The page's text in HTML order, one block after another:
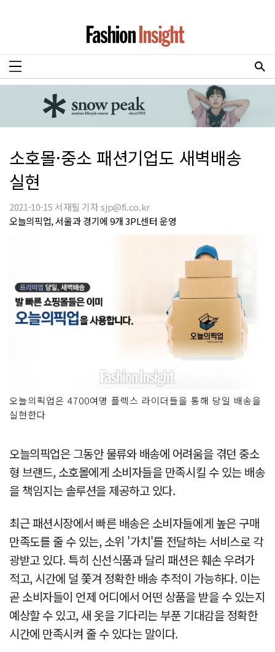
소호몰·중소 패션기업도 새벽배송
실현
2021-10-15 서재필 기자 sjp@fi.co.kr
오늘의픽업, 서울과 경기에 9개 3PL센터 운영
오늘의픽업은 4700여명 플렉스 라이더들을 통해 당일 배송을
실현한다
오늘의픽업은 그동안 물류와 배송에 어려움을 겪던 중소
형 브랜드, 소호몰에게 소비자들을 만족시킬 수 있는 배송
을 책임지는 솔루션을 제공하고 있다.
최근 패션시장에서 빠른 배송은 소비자들에게 높은 구매
만족도를 줄 수 있는, 소위 '가치'를 전달하는 서비스로 각
광받고 있다. 특히 신선식품과 달리 패션은 훼손 우려가
적고, 시간에 덜 쫓겨 정확한 배송 추적이 가능하다. 이는
곧 소비자들이 언제 어디에서 어떤 상품을 받을 수 있는지
예상할 수 있고, 새 옷을 기다리는 부푼 기대감을 정확한
시간에 만족시켜 줄 수 있다는 말이다.